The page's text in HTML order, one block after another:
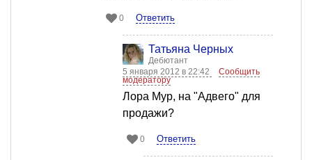
0 Ответить
Татьяна Черных
Дебютант
5 января 2012 в 22:42
Сообщить
модератору
Лора Мур, на "Адвего" для
продажи?
0 Ответить